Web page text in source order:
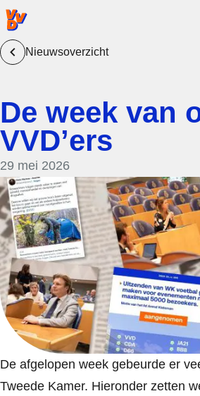
VVD.nl - Ga naar de homepage
Nieuwsoverzicht
De week van
VVD’ers
29 mei 2026
De afgelopen week gebeurde er
Tweede Kamer. Hieronder zetten